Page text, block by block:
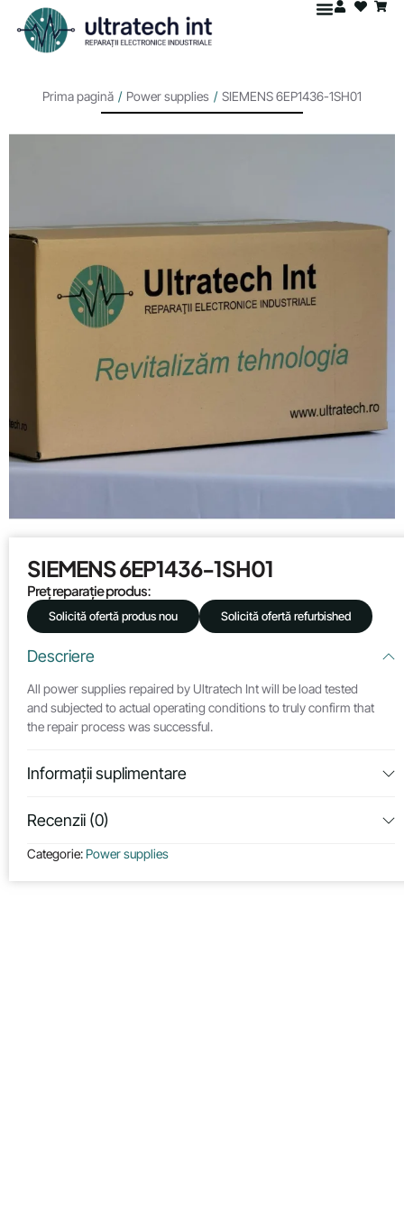
Prima pagină / Power supplies / SIEMENS 6EP1436-1SH01
SIEMENS 6EP1436-1SH01
Preț reparație produs:
Solicită ofertă produs nou Solicită ofertă refurbished
Descriere
All power supplies repaired by Ultratech Int will be load tested
and subjected to actual operating conditions to truly confirm that
the repair process was successful.
Informații suplimentare
Recenzii (0)
Categorie: Power supplies